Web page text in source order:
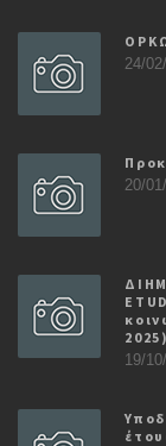
24/
20/
19/